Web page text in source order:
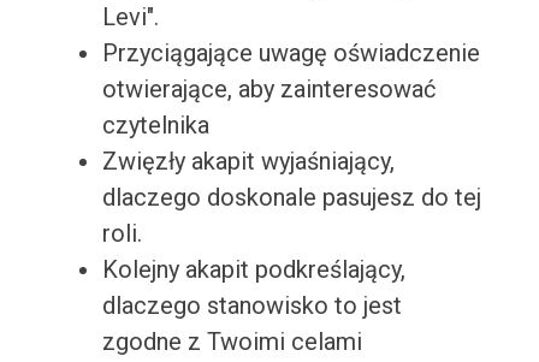
Levi".
Przyciągające uwagę oświadczenie
otwierające, aby zainteresować
czytelnika
Zwięzły akapit wyjaśniający,
dlaczego doskonale pasujesz do tej
roli.
Kolejny akapit podkreślający,
dlaczego stanowisko to jest
zgodne z Twoimi celami